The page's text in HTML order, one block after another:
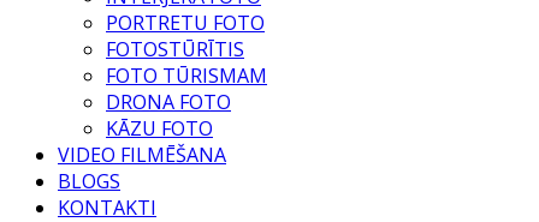
PORTRETU FOTO
FOTOSTŪRĪTIS
FOTO TŪRISMAM
DRONA FOTO
KĀZU FOTO
VIDEO FILMĒŠANA
BLOGS
KONTAKTI